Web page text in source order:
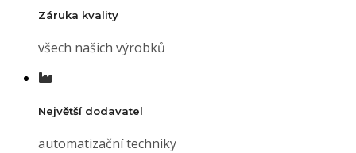
Záruka kvality
všech našich výrobků
Největší dodavatel
automatizační techniky